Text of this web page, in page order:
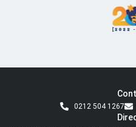
0212 504 1267